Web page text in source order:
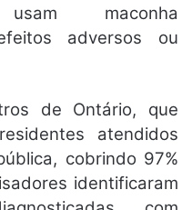
maconha
adversos ou
de Ontário, que
atendidos
cobrindo 97%
identificaram